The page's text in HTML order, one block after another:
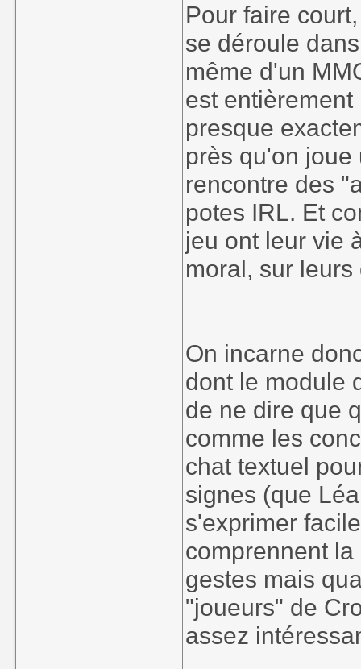
Pour faire
se déroule
même d'un
est
presque
près qu'on
rencontre des
potes IRL. Et
jeu ont leur vie
moral, sur
On incarne
dont le module
de ne dire que
comme les
chat textuel
signes (que
s'exprimer
comprennent
gestes mais
"joueurs" de
assez